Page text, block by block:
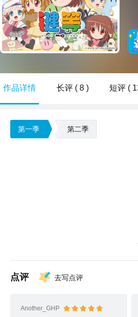
作品详情 长评 ( 8 ) 短评 (
第一季 第二季
点评 去写点评
Another_GHP